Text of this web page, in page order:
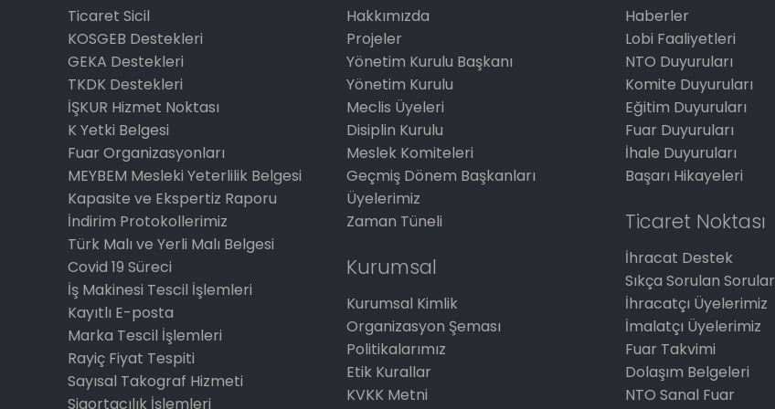
Ticaret Sicil
KOSGEB Destekleri
GEKA Destekleri
TKDK Destekleri
İŞKUR Hizmet Noktası
K Yetki Belgesi
Fuar Organizasyonları
MEYBEM Mesleki Yeterlilik Belgesi
Kapasite ve Ekspertiz Raporu
İndirim Protokollerimiz
Türk Malı ve Yerli Malı Belgesi
Covid 19 Süreci
İş Makinesi Tescil İşlemleri
Kayıtlı E-posta
Marka Tescil İşlemleri
Rayiç Fiyat Tespiti
Sayısal Takograf Hizmeti
Sigortacılık İşlemleri
Hakkımızda
Projeler
Yönetim Kurulu Başkanı
Yönetim Kurulu
Meclis Üyeleri
Disiplin Kurulu
Meslek Komiteleri
Geçmiş Dönem Başkanları
Üyelerimiz
Zaman Tüneli
Kurumsal
Kurumsal Kimlik
Organizasyon Şeması
Politikalarımız
Etik Kurallar
KVKK Metni
Haberler
Lobi Faaliyetleri
NTO Duyuruları
Komite Duyuruları
Eğitim Duyuruları
Fuar Duyuruları
İhale Duyuruları
Başarı Hikayeleri
Ticaret Noktası
İhracat Destek
Sıkça Sorulan Sorular
İhracatçı Üyelerimiz
İmalatçı Üyelerimiz
Fuar Takvimi
Dolaşım Belgeleri
NTO Sanal Fuar